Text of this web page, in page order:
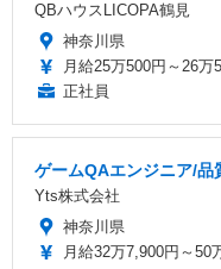
QBハウスLICOPA鶴見
神奈川県
月給25万500円～26万
正社員
ゲームQAエンジニア/品
Yts株式会社
神奈川県
月給32万7,900円～50